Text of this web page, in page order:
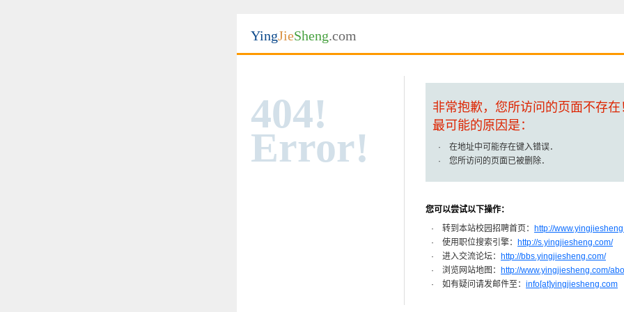
YingJieSheng.com
404!
Error!
非常抱歉，您所访问的页面不存在
最可能的原因是：
· 在地址中可能存在键入错误．
· 您所访问的页面已被删除．
您可以尝试以下操作：
· 转到本站校园招聘首页： http://
· 使用职位搜索引擎： http://s.yingjiesheng.com/
· 进入交流论坛： http://bbs.yingjiesheng.com/
· 浏览网站地图： http://www.yingjiesheng.com/
· 如有疑问请发邮件至： info[at]yingjiesheng.com